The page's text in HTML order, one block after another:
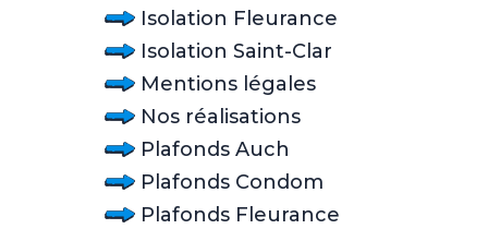
Isolation Fleurance
Isolation Saint-Clar
Mentions légales
Nos réalisations
Plafonds Auch
Plafonds Condom
Plafonds Fleurance